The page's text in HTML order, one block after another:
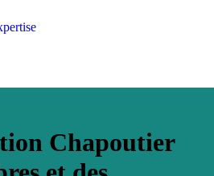
Chapoutier